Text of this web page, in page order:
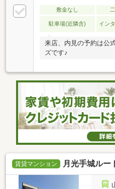
敷金なし
駐車場(近隣含) イン
来店、内見の予約は公
ズです♪
賃貸マンション 月光手城ルー